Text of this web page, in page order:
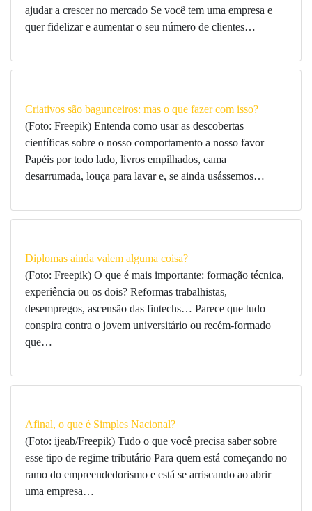
ajudar a crescer no mercado Se você tem uma empresa e
quer fidelizar e aumentar o seu número de clientes…
Criativos são bagunceiros: mas o que fazer com isso?
(Foto: Freepik) Entenda como usar as descobertas
científicas sobre o nosso comportamento a nosso favor
Papéis por todo lado, livros empilhados, cama
desarrumada, louça para lavar e, se ainda usássemos…
Diplomas ainda valem alguma coisa?
(Foto: Freepik) O que é mais importante: formação técnica,
experiência ou os dois? Reformas trabalhistas,
desempregos, ascensão das fintechs… Parece que tudo
conspira contra o jovem universitário ou recém-formado
que…
Afinal, o que é Simples Nacional?
(Foto: ijeab/Freepik) Tudo o que você precisa saber sobre
esse tipo de regime tributário Para quem está começando no
ramo do empreendedorismo e está se arriscando ao abrir
uma empresa…